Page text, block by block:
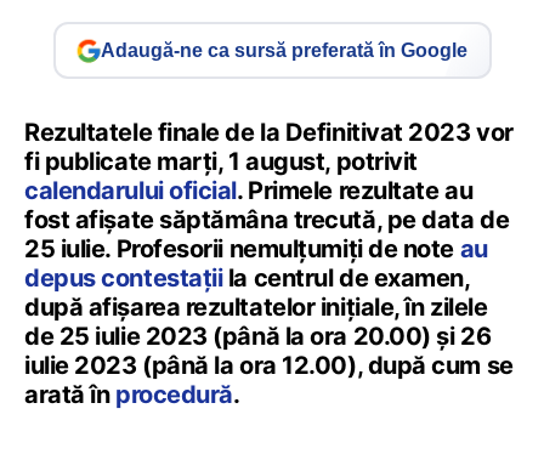
Adaugă-ne ca sursă preferată în Google
Rezultatele finale de la Definitivat 2023 vor
fi publicate marți, 1 august, potrivit
calendarului oficial. Primele rezultate au
fost afișate săptămâna trecută, pe data de
25 iulie. Profesorii nemulțumiți de note au
depus contestațiila centrul de examen,
după afișarea rezultatelor inițiale, în zilele
de 25 iulie 2023 (până la ora 20.00) și 26
iulie 2023 (până la ora 12.00), după cum se
arată în procedură.